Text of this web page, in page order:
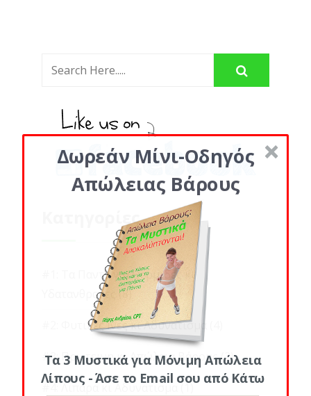
Κατηγορίες
#1: Τα Παντα για Θερμιδες κι
Υδατανθρακες
(8)
#2: Φυτικες Ινες κι Αδυνατισμα
#3: Πρωτεινη κι Απώλεια Βάρους(2)
#4: Λιπαρα κι Αδυνατισμα (1)
Δωρεάν Μίνι-Οδηγός
Απώλειας Βάρους
Τα 3 Μυστικά για Μόνιμη Απώλεια
Λίπους - Άσε το Email σου από Κάτω